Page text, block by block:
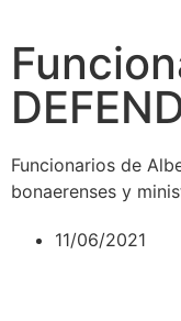
Funcionarios de
bonaerenses y
11/06/2021